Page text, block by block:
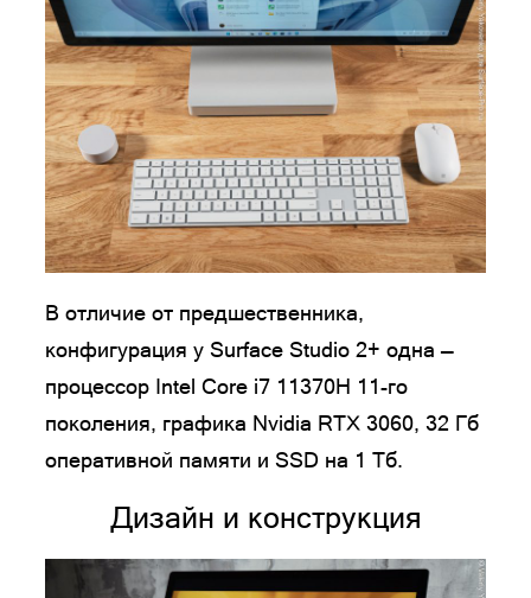
В отличие от предшественника,
конфигурация у Surface Studio 2+ одна —
процессор Intel Core i7 11370H 11-го
поколения, графика Nvidia RTX 3060, 32 Гб
оперативной памяти и SSD на 1 Тб.
Дизайн и конструкция